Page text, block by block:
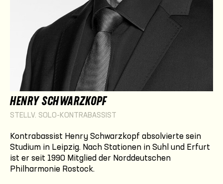
HENRY SCHWARZKOPF
STELLV. SOLO-KONTRABASSIST
Kontrabassist Henry Schwarzkopf absolvierte sein
Studium in Leipzig. Nach Stationen in Suhl und Erfurt
ist er seit 1990 Mitglied der Norddeutschen
Philharmonie Rostock.